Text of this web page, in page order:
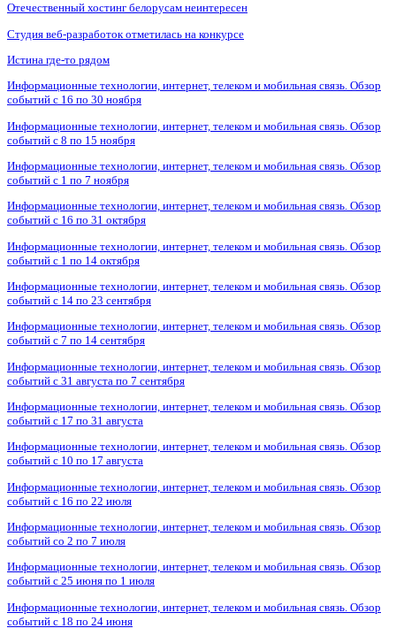
Отечественный хостинг белорусам неинтересен
Студия веб-разработок отметилась на конкурсе
Истина где-то рядом
Информационные технологии, интернет, телеком и мобильная связь. Обзор
событий с 16 по 30 ноября
Информационные технологии, интернет, телеком и мобильная связь. Обзор
событий с 8 по 15 ноября
Информационные технологии, интернет, телеком и мобильная связь. Обзор
событий с 1 по 7 ноября
Информационные технологии, интернет, телеком и мобильная связь. Обзор
событий с 16 по 31 октября
Информационные технологии, интернет, телеком и мобильная связь. Обзор
событий с 1 по 14 октября
Информационные технологии, интернет, телеком и мобильная связь. Обзор
событий с 14 по 23 сентября
Информационные технологии, интернет, телеком и мобильная связь. Обзор
событий с 7 по 14 сентября
Информационные технологии, интернет, телеком и мобильная связь. Обзор
событий с 31 августа по 7 сентября
Информационные технологии, интернет, телеком и мобильная связь. Обзор
событий с 17 по 31 августа
Информационные технологии, интернет, телеком и мобильная связь. Обзор
событий с 10 по 17 августа
Информационные технологии, интернет, телеком и мобильная связь. Обзор
событий с 16 по 22 июля
Информационные технологии, интернет, телеком и мобильная связь. Обзор
событий со 2 по 7 июля
Информационные технологии, интернет, телеком и мобильная связь. Обзор
событий с 25 июня по 1 июля
Информационные технологии, интернет, телеком и мобильная связь. Обзор
событий с 18 по 24 июня